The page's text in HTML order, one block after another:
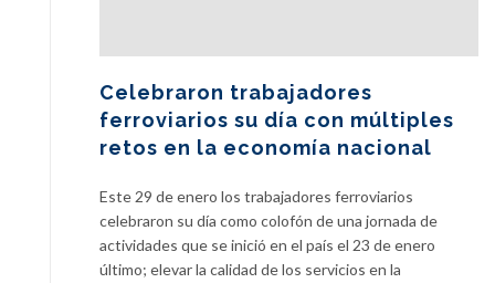
Celebraron trabajadores
ferroviarios su día con múltiples
retos en la economía nacional
Este 29 de enero los trabajadores ferroviarios
celebraron su día como colofón de una jornada de
actividades que se inició en el país el 23 de enero
último; elevar la calidad de los servicios en la